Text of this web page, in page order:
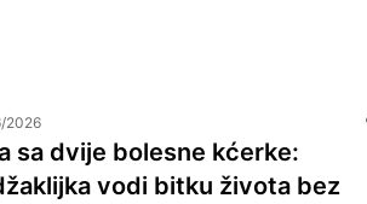
2026
sa dvije bolesne kćerke:
vodi bitku života bez